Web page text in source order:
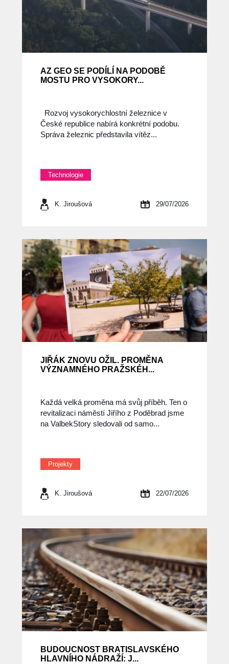
AZ GEO SE PODÍLÍ NA PODOBĚ
MOSTU PRO VYSOKORY...
Rozvoj vysokorychlostní železnice v
České republice nabírá konkrétní podobu.
Správa železnic představila vítěz...
Technologie
K. Jiroušová 29/07/2026
JIŘÁK ZNOVU OŽIL. PROMĚNA
VÝZNAMNÉHO PRAŽSKÉH...
Každá velká proměna má svůj příběh. Ten o
revitalizaci náměstí Jiřího z Poděbrad jsme
na ValbekStory sledovali od samo...
Projekty
K. Jiroušová 22/07/2026
BUDOUCNOST BRATISLAVSKÉHO
HLAVNÍHO NÁDRAŽÍ: J...